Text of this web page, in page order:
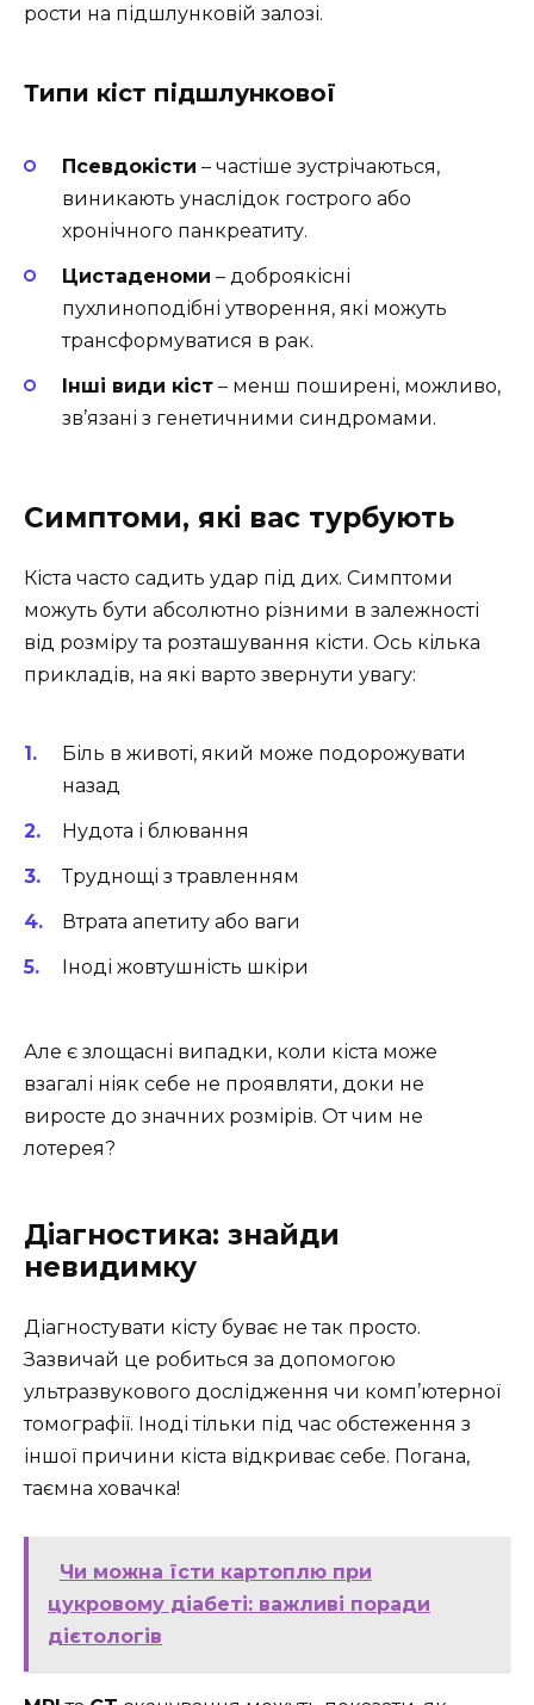
рости на підшлунковій залозі.
Типи кіст підшлункової
Псевдокісти – частіше зустрічаються,
виникають унаслідок гострого або
хронічного панкреатиту.
Цистаденоми – доброякісні
пухлиноподібні утворення, які можуть
трансформуватися в рак.
Інші види кіст – менш поширені, можливо,
зв’язані з генетичними синдромами.
Симптоми, які вас турбують
Кіста часто садить удар під дих. Симптоми
можуть бути абсолютно різними в залежності
від розміру та розташування кісти. Ось кілька
прикладів, на які варто звернути увагу:
Біль в животі, який може подорожувати
назад
Нудота і блювання
Труднощі з травленням
Втрата апетиту або ваги
Іноді жовтушність шкіри
Але є злощасні випадки, коли кіста може
взагалі ніяк себе не проявляти, доки не
виросте до значних розмірів. От чим не
лотерея?
Діагностика: знайди
невидимку
Діагностувати кісту буває не так просто.
Зазвичай це робиться за допомогою
ультразвукового дослідження чи комп’ютерної
томографії. Іноді тільки під час обстеження з
іншої причини кіста відкриває себе. Погана,
таємна ховачка!
Чи можна їсти картоплю при
цукровому діабеті: важливі поради
дієтологів